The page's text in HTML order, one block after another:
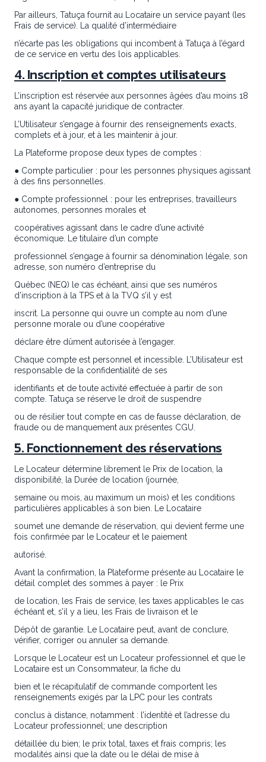
Par ailleurs, Tatuça fournit au Locataire un service payant (les
Frais de service). La qualité d’intermédiaire
n’écarte pas les obligations qui incombent à Tatuça à l’égard
de ce service en vertu des lois applicables.
4. Inscription et comptes utilisateurs
L’inscription est réservée aux personnes âgées d’au moins 18
ans ayant la capacité juridique de contracter.
L’Utilisateur s’engage à fournir des renseignements exacts,
complets et à jour, et à les maintenir à jour.
La Plateforme propose deux types de comptes :
● Compte particulier : pour les personnes physiques agissant
à des fins personnelles.
● Compte professionnel : pour les entreprises, travailleurs
autonomes, personnes morales et
coopératives agissant dans le cadre d’une activité
économique. Le titulaire d’un compte
professionnel s’engage à fournir sa dénomination légale, son
adresse, son numéro d’entreprise du
Québec (NEQ) le cas échéant, ainsi que ses numéros
d’inscription à la TPS et à la TVQ s’il y est
inscrit. La personne qui ouvre un compte au nom d’une
personne morale ou d’une coopérative
déclare être dûment autorisée à l’engager.
Chaque compte est personnel et incessible. L’Utilisateur est
responsable de la confidentialité de ses
identifiants et de toute activité effectuée à partir de son
compte. Tatuça se réserve le droit de suspendre
ou de résilier tout compte en cas de fausse déclaration, de
fraude ou de manquement aux présentes CGU.
5. Fonctionnement des réservations
Le Locateur détermine librement le Prix de location, la
disponibilité, la Durée de location (journée,
semaine ou mois, au maximum un mois) et les conditions
particulières applicables à son bien. Le Locataire
soumet une demande de réservation, qui devient ferme une
fois confirmée par le Locateur et le paiement
autorisé.
Avant la confirmation, la Plateforme présente au Locataire le
détail complet des sommes à payer : le Prix
de location, les Frais de service, les taxes applicables le cas
échéant et, s’il y a lieu, les Frais de livraison et le
Dépôt de garantie. Le Locataire peut, avant de conclure,
vérifier, corriger ou annuler sa demande.
Lorsque le Locateur est un Locateur professionnel et que le
Locataire est un Consommateur, la fiche du
bien et le récapitulatif de commande comportent les
renseignements exigés par la LPC pour les contrats
conclus à distance, notamment : l’identité et l’adresse du
Locateur professionnel; une description
détaillée du bien; le prix total, taxes et frais compris; les
modalités ainsi que la date ou le délai de mise à